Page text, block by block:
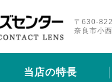
〒630-
奈良市小
当店の特長